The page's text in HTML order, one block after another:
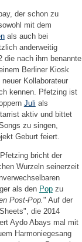
der schon zu
mit dem
als auch bei
anderweitig
die nach ihm benannte
Berliner Kiosk
neuer Kollaborateur
kennen. Pfetzing ist
Juli als
aktiv und bittet
zu singen,
Geburt feiert.
bricht der
Wurzeln seinerzeit
als den Popzu
Post-Pop. " Auf der
die 2014
Aydo Abays mal mit
Harmoniegesang